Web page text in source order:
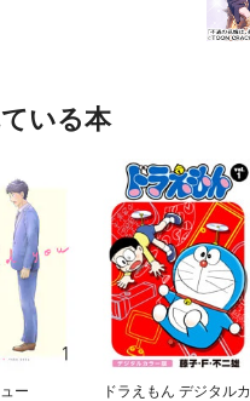
いる本
ー
ドラえもん デジタルカ